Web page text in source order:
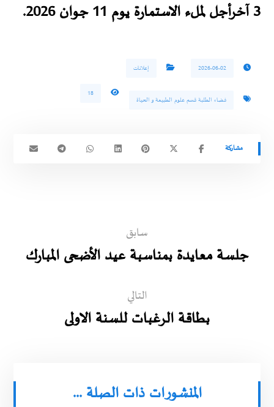
3 آخرأجل لملء الاستمارة يوم 11 جوان 2026.
2026-06-02 إعلانات
فضاء الطلبة قسم علوم الطبيعة و الحياة
18
سابق
جلسة معايدة بمناسبة عيد الأضحى المبارك
التالي
بطاقة الرغبات للسنة الاولى
المنشورات ذات الصلة ...